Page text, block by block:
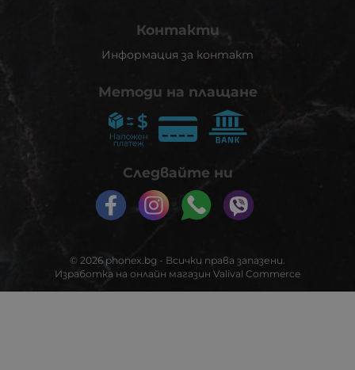
Контакти
Информация за контакт
Методи на плащане
Следвайте ни
© 2026 phonex.bg - Всички права запазени.
Изработка на онлайн магазин Valival Commerce